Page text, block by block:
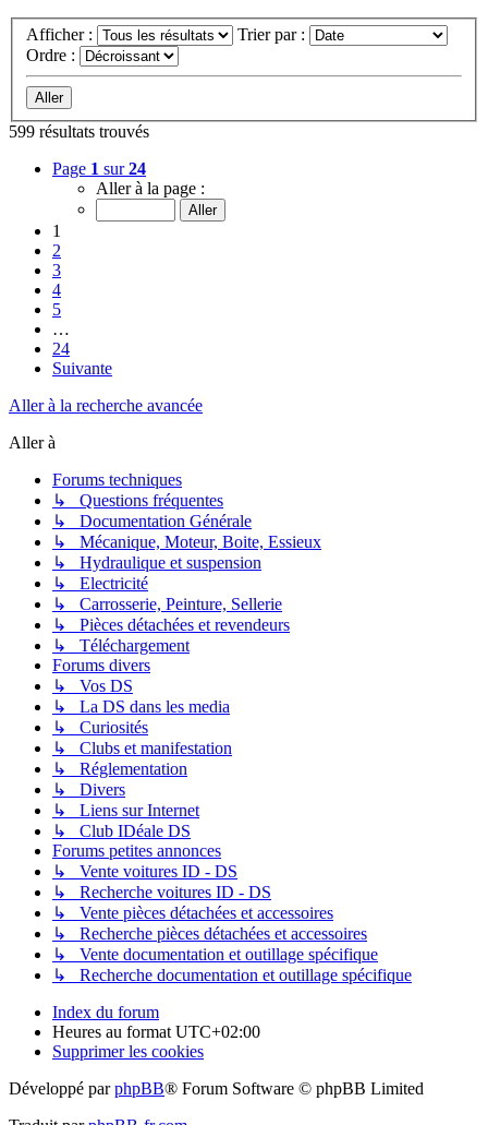
Afficher :
Trier par :
Ordre :
599 résultats trouvés
Page 1 sur24
Aller à la page :
1
2
3
4
5
…
24
Suivante
Aller à la recherche avancée
Aller à
Forums techniques
↳ Questions fréquentes
↳ Documentation Générale
↳ Mécanique, Moteur, Boite, Essieux
↳ Hydraulique et suspension
↳ Electricité
↳ Carrosserie, Peinture, Sellerie
↳ Pièces détachées et revendeurs
↳ Téléchargement
Forums divers
↳ Vos DS
↳ La DS dans les media
↳ Curiosités
↳ Clubs et manifestation
↳ Réglementation
↳ Divers
↳ Liens sur Internet
↳ Club IDéale DS
Forums petites annonces
↳ Vente voitures ID - DS
↳ Recherche voitures ID - DS
↳ Vente pièces détachées et accessoires
↳ Recherche pièces détachées et accessoires
↳ Vente documentation et outillage spécifique
↳ Recherche documentation et outillage spécifique
Index du forum
Heures au formatUTC+02:00
Supprimer les cookies
Développé parphpBB® Forum Software © phpBB Limited